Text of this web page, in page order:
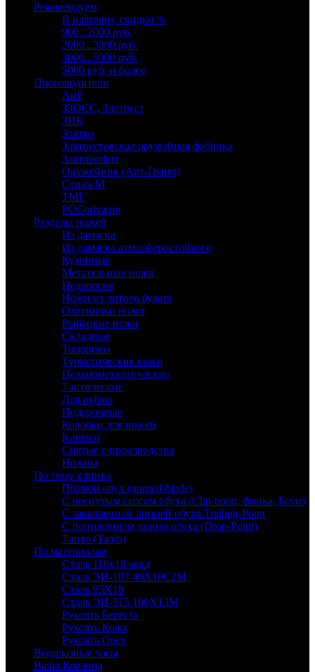
Рекомендуем
В наличии, скидки %
900...2000 руб.
2000...3000 руб.
3000...5000 руб.
5000 руб. и более
Производители
АиР
ЗЗОСС, Златоуст
ЗИК
Златко
Златоустовская оружейная фабрика
Златпрофит
Оружейник (Арт-Грани)
Стиль-М
ТМГ
РОСоружие
Разделы ножей
Из дамаска
Из дамаска атмосферостойкого
Кухонные
Метательные ножи
Недорогие
Ножи из литого булата
Охотничьи ножи
Рыбацкие ножи
Складные
Топорики
Туристические ножи
Цельнометаллические
Тактические
Для рубки
Подарочные
Коробки для ножей
Клинки
Снятые с производства
Ножны
По типу клинка
Прямой обух (normal-blade)
С вогнутым скосом обуха (Clip-point, финка, Боуи)
С завышенной линией обуха Trailing-Point
С понижением линии обуха (Drop-Point)
Танто (Tanto)
По материалам
Сталь 110х18 мшд
Сталь ЭИ-107 40Х10С2М
Сталь 95Х18
Сталь ЭИ-515 100Х13М
Рукоять Береста
Рукоять Кожа
Рукоять Орех
Водолазные часы
Ваша Корзина